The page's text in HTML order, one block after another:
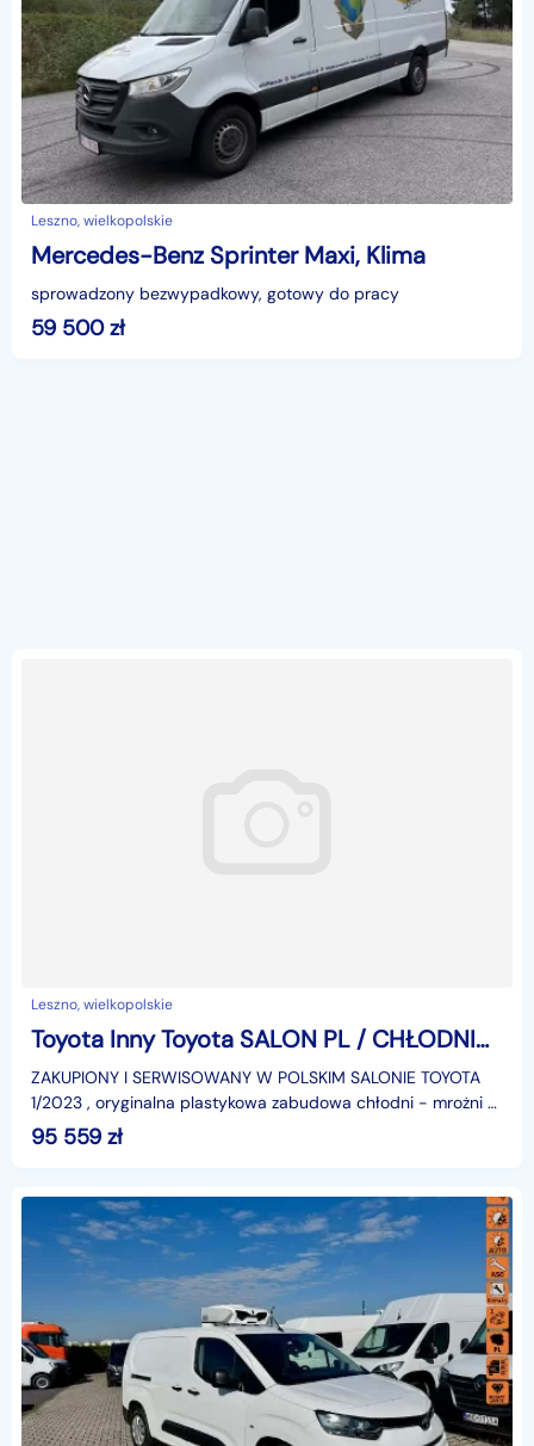
Leszno, wielkopolskie
Mercedes-Benz Sprinter Maxi, Klima
sprowadzony bezwypadkowy, gotowy do pracy
59 500zł
Leszno, wielkopolskie
Toyota Inny Toyota SALON PL / CHŁODNIA MROŻNIA -20st.C / DŁUGI / KLIMA / GWARANCJA
ZAKUPIONY I SERWISOWANY W POLSKIM SALONIE TOYOTA
1/2023 , oryginalna plastykowa zabudowa chłodni - mrożni +
agregat firmy ZANOTTI V200 od -20st.C do +20st.C + g
95 559 zł